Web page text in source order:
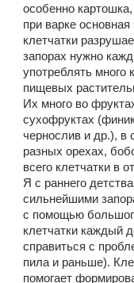
особенно
при варке основная
клетчатки
запорах нужно
употреблять много
пищевых
Их много во
сухофруктах
чернослив и др.), в
разных орехах,
всего клетчатки в
Я с раннего
сильнейшими
с помощью
клетчатки каждый
справиться с
пила и раньше).
помогает